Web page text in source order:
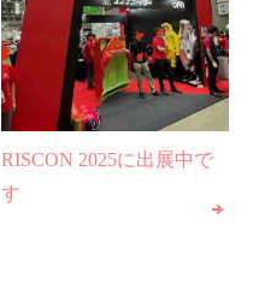
RISCON 2025に出展中で
す